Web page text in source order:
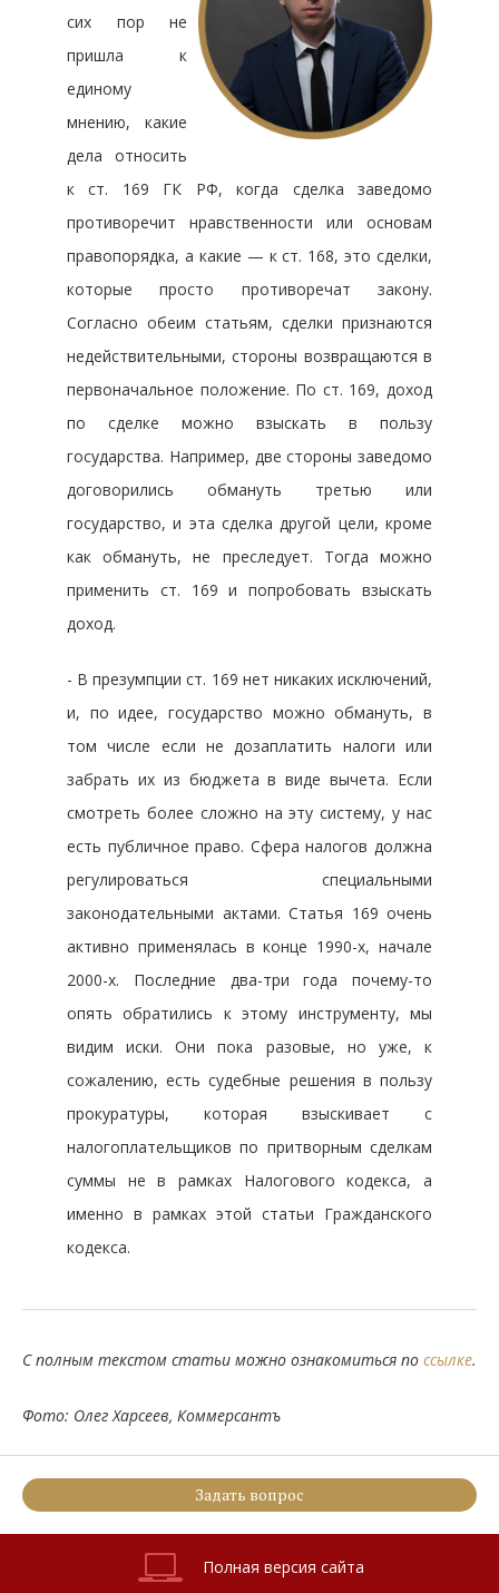
сих пор не
пришла к
единому
мнению, какие
дела относить
к ст. 169 ГК РФ, когда сделка заведомо
противоречит нравственности или основам
правопорядка, а какие — к ст. 168, это сделки,
которые просто противоречат закону.
Согласно обеим статьям, сделки признаются
недействительными, стороны возвращаются в
первоначальное положение. По ст. 169, доход
по сделке можно взыскать в пользу
государства. Например, две стороны заведомо
договорились обмануть третью или
государство, и эта сделка другой цели, кроме
как обмануть, не преследует. Тогда можно
применить ст. 169 и попробовать взыскать
доход.
- В презумпции ст. 169 нет никаких исключений,
и, по идее, государство можно обмануть, в
том числе если не дозаплатить налоги или
забрать их из бюджета в виде вычета. Если
смотреть более сложно на эту систему, у нас
есть публичное право. Сфера налогов должна
регулироваться специальными
законодательными актами. Статья 169 очень
активно применялась в конце 1990-х, начале
2000-х. Последние два-три года почему-то
опять обратились к этому инструменту, мы
видим иски. Они пока разовые, но уже, к
сожалению, есть судебные решения в пользу
прокуратуры, которая взыскивает с
налогоплательщиков по притворным сделкам
суммы не в рамках Налогового кодекса, а
именно в рамках этой статьи Гражданского
кодекса.
С полным текстом статьи можно ознакомиться по ссылке.
Фото: Олег Харсеев, Коммерсантъ
Задать вопрос
Полная версия сайта